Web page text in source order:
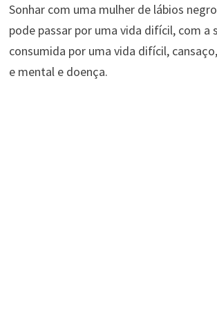
Sonhar com uma mulher de lábios
pode passar por uma vida difícil, com a
consumida por uma vida difícil,
e mental e doença.